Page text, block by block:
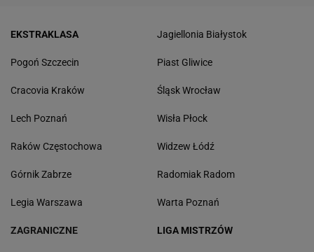
EKSTRAKLASA
Pogoń Szczecin
Cracovia Kraków
Lech Poznań
Raków Częstochowa
Górnik Zabrze
Legia Warszawa
Jagiellonia Białystok
Piast Gliwice
Śląsk Wrocław
Wisła Płock
Widzew Łódź
Radomiak Radom
Warta Poznań
ZAGRANICZNE LIGA MISTRZÓW